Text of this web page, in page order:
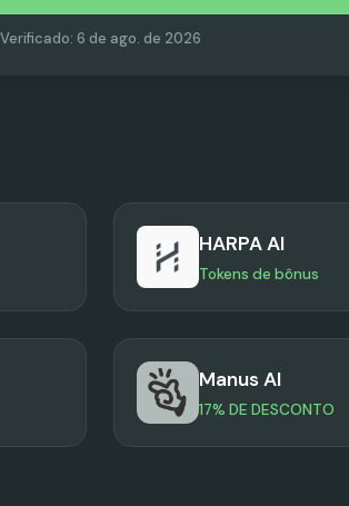
Verificado: 6 de ago. de 2026
HARPA AI
Tokens de bônus
Manus AI
17% DE DESCONTO